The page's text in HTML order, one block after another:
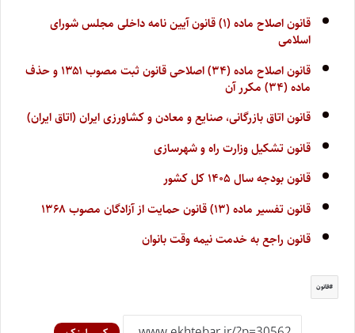
قانون اصلاح ماده (۱) قانون آیین نامه داخلی مجلس شورای
اسلامی
قانون اصلاح ماده (۳۴) اصلاحی قانون ثبت مصوب ۱۳۵۱ و حذف
ماده (۳۴) مکرر آن
قانون اتاق بازرگانی، صنایع و معادن و کشاورزی ایران (اتاق ایران)
قانون تشکیل وزارت راه و شهرسازی
قانون بودجه سال ۱۴۰۵ کل کشور
قانون تفسیر ماده (۱۳) قانون حمایت از آزادگان مصوب ۱۳۶۸
قانون راجع به خدمت نیمه وقت بانوان
قانون